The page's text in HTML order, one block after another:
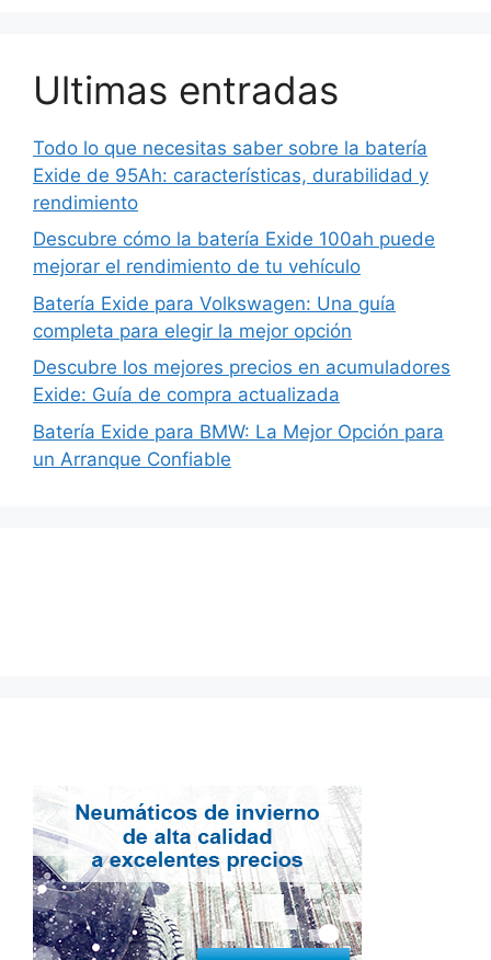
Ultimas entradas
Todo lo que necesitas saber sobre la batería
Exide de 95Ah: características, durabilidad y
rendimiento
Descubre cómo la batería Exide 100ah puede
mejorar el rendimiento de tu vehículo
Batería Exide para Volkswagen: Una guía
completa para elegir la mejor opción
Descubre los mejores precios en acumuladores
Exide: Guía de compra actualizada
Batería Exide para BMW: La Mejor Opción para
un Arranque Confiable